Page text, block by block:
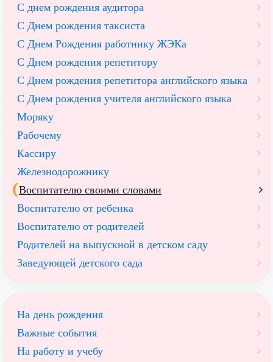
С днем рождения аудитора
С Днем рождения таксиста
С Днем Рождения работнику ЖЭКа
С Днем рождения репетитору
С Днем рождения репетитора английского языка
С Днем рождения учителя английского языка
Моряку
Рабочему
Кассиру
Железнодорожнику
Воспитателю своими словами
Воспитателю от ребенка
Воспитателю от родителей
Родителей на выпускной в детском саду
Заведующей детского сада
На день рождения
Важные события
На работу и учебу